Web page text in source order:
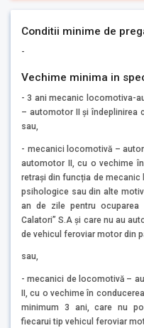
Conditii minime de
-
Vechime minima in
- 3 ani mecanic locomotiva-
– automotor II și îndeplinirea
sau,
- mecanici locomotivă –
automotor II, cu o vechime
retrași din funcția de
psihologice sau din alte
an de zile pentru ocuparea
Calatori” S.A și care nu au
de vehicul feroviar motor din
sau,
- mecanici de locomotivă –
II, cu o vechime în
minimum 3 ani, care nu
fiecarui tip vehicul feroviar